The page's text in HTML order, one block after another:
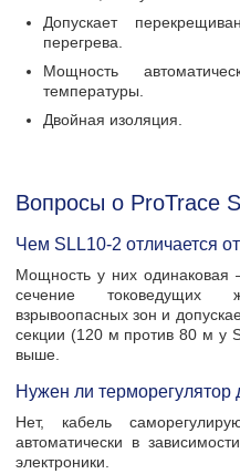
Допускает
перегрева.
Мощность
температуры.
Двойная изоляция.
Вопросы о ProTrace
Чем SLL10-2 отличается
Мощность у них
сечение токоведущих
взрывоопасных зон и
секции (120 м против 80 м у
выше.
Нужен ли терморегулятор
Нет, кабель
автоматически в
электроники.